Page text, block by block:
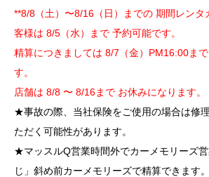
**8/8（土）〜8/16（日）までの 期間レンタ
客様は 8/5（水）まで 予約可能です。
精算につきましては 8/7（金）PM16:00ま
す。
店舗は 8/8 〜 8/16まで お休みになります。
★事故の際、当社保険をご使用の場合は修
ただく可能性があります。
★マッスルQ営業時間外でカーメモリーズ
じ」斜め前カーメモリーズで精算できます。